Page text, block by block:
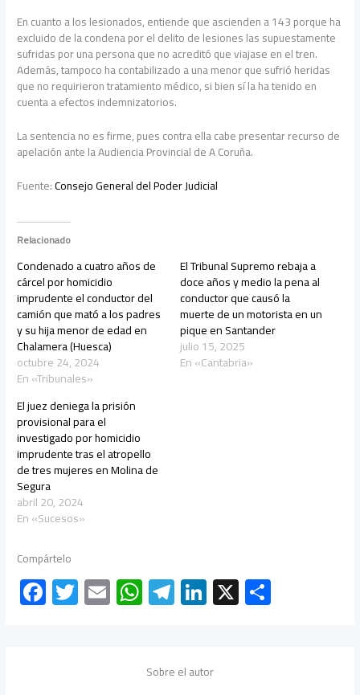
En cuanto a los lesionados, entiende que ascienden a 143 porque ha
excluido de la condena por el delito de lesiones las supuestamente
sufridas por una persona que no acreditó que viajase en el tren.
Además, tampoco ha contabilizado a una menor que sufrió heridas
que no requirieron tratamiento médico, si bien sí la ha tenido en
cuenta a efectos indemnizatorios.
La sentencia no es firme, pues contra ella cabe presentar recurso de
apelación ante la Audiencia Provincial de A Coruña.
Fuente:Consejo General del Poder Judicial
Relacionado
Condenado a cuatro años de
cárcel por homicidio
imprudente el conductor del
camión que mató a los padres
y su hija menor de edad en
Chalamera (Huesca)
octubre 24, 2024
En «Tribunales»
El Tribunal Supremo rebaja a
doce años y medio la pena al
conductor que causó la
muerte de un motorista en un
pique en Santander
julio 15, 2025
En «Cantabria»
El juez deniega la prisión
provisional para el
investigado por homicidio
imprudente tras el atropello
de tres mujeres en Molina de
Segura
abril 20, 2024
En «Sucesos»
Compártelo
F
ac
T
wi
E
m
W
h
s
Te
le
a
Li
nk
dI
X
Sobre el autor